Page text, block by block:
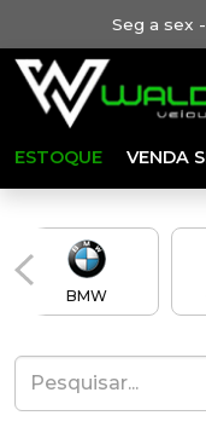
Seg a sex
ESTOQUE VENDA
BMW